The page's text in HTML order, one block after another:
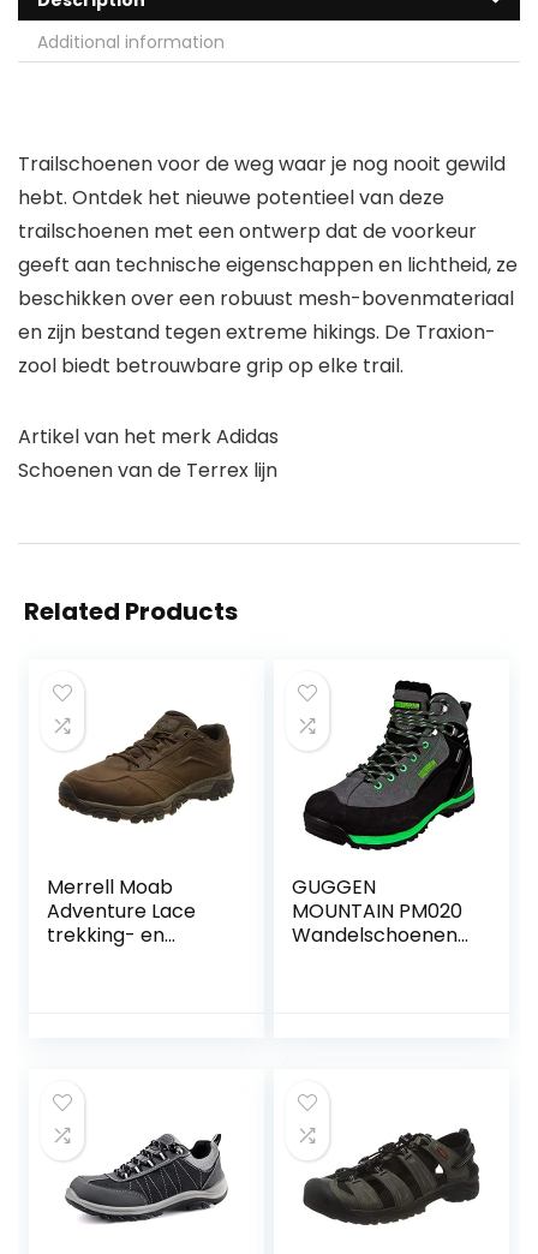
Additional information
Trailschoenen voor de weg waar je nog nooit gewild
hebt. Ontdek het nieuwe potentieel van deze
trailschoenen met een ontwerp dat de voorkeur
geeft aan technische eigenschappen en lichtheid, ze
beschikken over een robuust mesh-bovenmateriaal
en zijn bestand tegen extreme hikings. De Traxion-
zool biedt betrouwbare grip op elke trail.
Artikel van het merk Adidas
Schoenen van de Terrex lijn
Related Products
Merrell Moab
Adventure Lace
trekking- en
GUGGEN
MOUNTAIN PM020
Wandelschoenen
waterdicht met
membraan en
suède Leder Leer